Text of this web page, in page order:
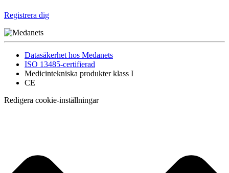
Registrera dig
Datasäkerhet hos Medanets
ISO 13485-certifierad
Medicintekniska produkter klass I
CE
Redigera cookie-inställningar